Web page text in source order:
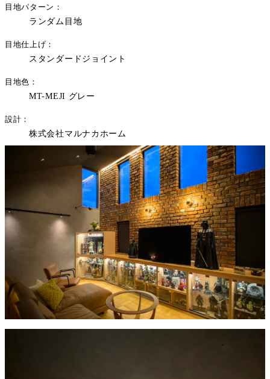
目地パターン
ランダム目地
目地仕上げ
スタンダードジョイント
目地色
MT-MEJI グレー
設計
株式会社マルナカホーム